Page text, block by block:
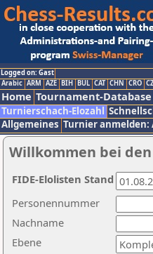
Logged on: Gast
Arabic ARM AZE BIH BUL CAT CHN CRO
Home Tournament-Database
Turnierschach-Elozahl
Allgemeines Turnier anmelden:
Willkommen bei
Nachname
Ebene
Personennummer
FIDE-Elolisten Stand